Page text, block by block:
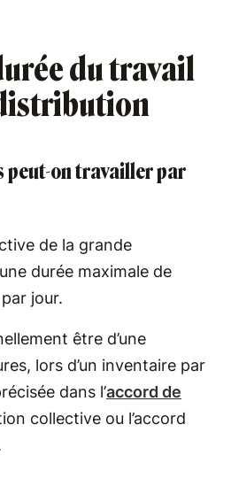
du travail
peut-on travailler par
de la grande
durée maximale de
jour.
être d’une
lors d’un inventaire par
dans l’accord de
collective ou l’accord